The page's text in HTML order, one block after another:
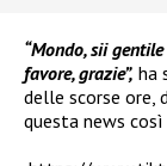
“Mondo, sii
favore, grazie”, ha
delle scorse ore,
questa news